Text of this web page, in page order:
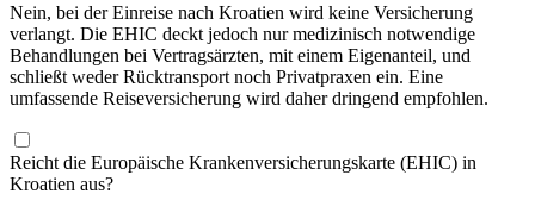
Nein, bei der Einreise nach Kroatien wird keine Versicherung
verlangt. Die EHIC deckt jedoch nur medizinisch notwendige
Behandlungen bei Vertragsärzten, mit einem Eigenanteil, und
schließt weder Rücktransport noch Privatpraxen ein. Eine
umfassende Reiseversicherung wird daher dringend empfohlen.
Reicht die Europäische Krankenversicherungskarte (EHIC) in
Kroatien aus?